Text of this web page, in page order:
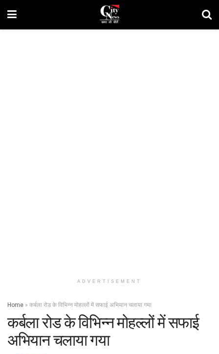
ADVERTISEMENT
Home » कर्बला रोड के विभिन्न मोहल्लों में सफाई अभियान चलाया गया
कर्बला रोड के विभिन्न मोहल्लों में सफाई
अभियान चलाया गया